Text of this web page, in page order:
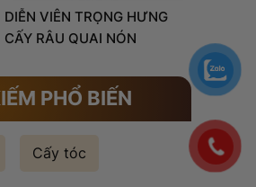
DIỄN VIÊN TRỌNG HƯNG
CẤY RÂU QUAI NÓN
PHỔ BIẾN
Cấy tóc